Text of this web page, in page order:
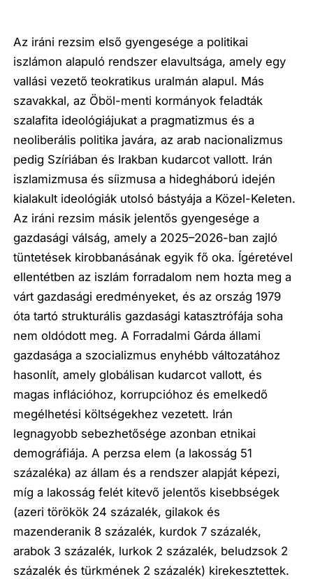
Az iráni rezsim első gyengesége a politikai
iszlámon alapuló rendszer elavultsága, amely egy
vallási vezető teokratikus uralmán alapul. Más
szavakkal, az Öböl-menti kormányok feladták
szalafita ideológiájukat a pragmatizmus és a
neoliberális politika javára, az arab nacionalizmus
pedig Szíriában és Irakban kudarcot vallott. Irán
iszlamizmusa és síizmusa a hidegháború idején
kialakult ideológiák utolsó bástyája a Közel-Keleten.
Az iráni rezsim másik jelentős gyengesége a
gazdasági válság, amely a 2025–2026-ban zajló
tüntetések kirobbanásának egyik fő oka. Ígéretével
ellentétben az iszlám forradalom nem hozta meg a
várt gazdasági eredményeket, és az ország 1979
óta tartó strukturális gazdasági katasztrófája soha
nem oldódott meg. A Forradalmi Gárda állami
gazdasága a szocializmus enyhébb változatához
hasonlít, amely globálisan kudarcot vallott, és
magas inflációhoz, korrupcióhoz és emelkedő
megélhetési költségekhez vezetett. Irán
legnagyobb sebezhetősége azonban etnikai
demográfiája. A perzsa elem (a lakosság 51
százaléka) az állam és a rendszer alapját képezi,
míg a lakosság felét kitevő jelentős kisebbségek
(azeri törökök 24 százalék, gilakok és
mazenderanik 8 százalék, kurdok 7 százalék,
arabok 3 százalék, lurkok 2 százalék, beludzsok 2
százalék és türkmének 2 százalék) kirekesztettek.